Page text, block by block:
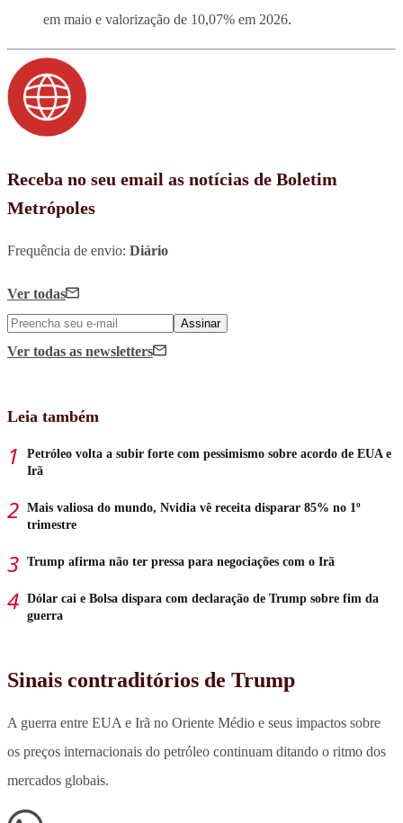
em maio e valorização de 10,07% em 2026.
Receba no seu email as notícias de Boletim
Metrópoles
Frequência de envio: Diário
Ver todas
Assinar
Ver todas as newsletters
Leia também
Petróleo volta a subir forte com pessimismo sobre acordo de EUA e
Irã
Mais valiosa do mundo, Nvidia vê receita disparar 85% no 1º
trimestre
Trump afirma não ter pressa para negociações com o Irã
Dólar cai e Bolsa dispara com declaração de Trump sobre fim da
guerra
Sinais contraditórios de Trump
A guerra entre EUA e Irã no Oriente Médio e seus impactos sobre
os preços internacionais do petróleo continuam ditando o ritmo dos
mercados globais.